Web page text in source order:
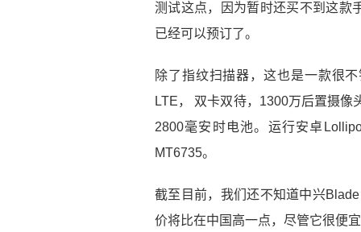
测试这点，因为暂时还买不到这款
已经可以预订了。
除了指纹扫描器，这也是一款很
LTE， 双卡双待，1300万后置摄
2800毫安时电池。运行安卓
MT6735。
截至目前，我们还不知道中兴
价将比在中国高一点，尽管它很便